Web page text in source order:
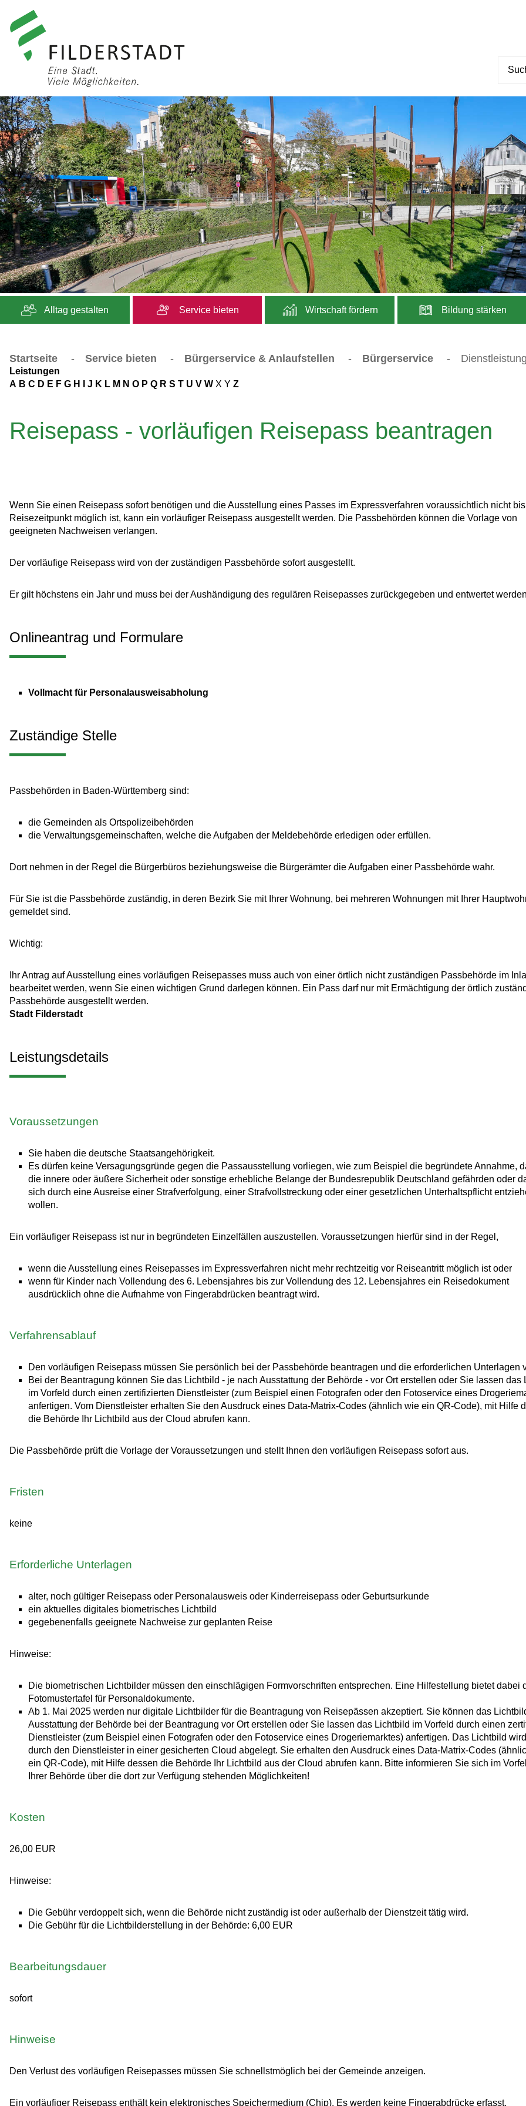
Alltag gestalten Service bieten Wirtschaft fördern Bildung stärken
Startseite - Service bieten - Bürgerservice & Anlaufstellen - Bürgerservice -
Leistungen
A B C D E F G H J K L M N O P Q R S T U V W X Y Z
Reisepass - vorläufigen Reisepass beantragen
Wenn Sie einen Reisepass sofort benötigen und die Ausstellung eines Passes im Expressverfahren voraussichtlich nicht
Reisezeitpunkt möglich ist, kann ein vorläufiger Reisepass ausgestellt werden. Die Passbehörden können die Vorlage von
geeigneten Nachweisen verlangen.
Der vorläufige Reisepass wird von der zuständigen Passbehörde sofort ausgestellt.
Er gilt höchstens ein Jahr und muss bei der Aushändigung des regulären Reisepasses zurückgegeben und entwertet
Onlineantrag und Formulare
Vollmacht für Personalausweisabholung
Zuständige Stelle
Passbehörden in Baden-Württemberg sind:
die Gemeinden als Ortspolizeibehörden
die Verwaltungsgemeinschaften, welche die Aufgaben der Meldebehörde erledigen oder erfüllen.
Dort nehmen in der Regel die Bürgerbüros beziehungsweise die Bürgerämter die Aufgaben einer Passbehörde wahr.
Für Sie ist die Passbehörde zuständig, in deren Bezirk Sie mit Ihrer Wohnung, bei mehreren Wohnungen mit Ihrer
gemeldet sind.
Wichtig:
Ihr Antrag auf Ausstellung eines vorläufigen Reisepasses muss auch von einer örtlich nicht zuständigen Passbehörde im
bearbeitet werden, wenn Sie einen wichtigen Grund darlegen können. Ein Pass darf nur mit Ermächtigung der örtlich
Passbehörde ausgestellt werden.
Stadt Filderstadt
Leistungsdetails
Voraussetzungen
Sie haben die deutsche Staatsangehörigkeit.
Es dürfen keine Versagungsgründe gegen die Passausstellung vorliegen, wie zum Beispiel die begründete Annahme,
die innere oder äußere Sicherheit oder sonstige erhebliche Belange der Bundesrepublik Deutschland gefährden oder
sich durch eine Ausreise einer Strafverfolgung, einer Strafvollstreckung oder einer gesetzlichen Unterhaltspflicht
wollen.
Ein vorläufiger Reisepass ist nur in begründeten Einzelfällen auszustellen. Voraussetzungen hierfür sind in der Regel,
wenn die Ausstellung eines Reisepasses im Expressverfahren nicht mehr rechtzeitig vor Reiseantritt möglich ist oder
wenn für Kinder nach Vollendung des 6. Lebensjahres bis zur Vollendung des 12. Lebensjahres ein Reisedokument
ausdrücklich ohne die Aufnahme von Fingerabdrücken beantragt wird.
Verfahrensablauf
Den vorläufigen Reisepass müssen Sie persönlich bei der Passbehörde beantragen und die erforderlichen Unterlagen
Bei der Beantragung können Sie das Lichtbild - je nach Ausstattung der Behörde - vor Ort erstellen oder Sie lassen das
im Vorfeld durch einen zertifizierten Dienstleister (zum Beispiel einen Fotografen oder den Fotoservice eines
anfertigen. Vom Dienstleister erhalten Sie den Ausdruck eines Data-Matrix-Codes (ähnlich wie ein QR-Code), mit Hilfe
die Behörde Ihr Lichtbild aus der Cloud abrufen kann.
Die Passbehörde prüft die Vorlage der Voraussetzungen und stellt Ihnen den vorläufigen Reisepass sofort aus.
Fristen
keine
Erforderliche Unterlagen
alter, noch gültiger Reisepass oder Personalausweis oder Kinderreisepass oder Geburtsurkunde
ein aktuelles digitales biometrisches Lichtbild
gegebenenfalls geeignete Nachweise zur geplanten Reise
Hinweise:
Die biometrischen Lichtbilder müssen den einschlägigen Formvorschriften entsprechen. Eine Hilfestellung bietet dabei
Fotomustertafel für Personaldokumente.
Ab 1. Mai 2025 werden nur digitale Lichtbilder für die Beantragung von Reisepässen akzeptiert. Sie können das
Ausstattung der Behörde bei der Beantragung vor Ort erstellen oder Sie lassen das Lichtbild im Vorfeld durch einen
Dienstleister (zum Beispiel einen Fotografen oder den Fotoservice eines Drogeriemarktes) anfertigen. Das Lichtbild
durch den Dienstleister in einer gesicherten Cloud abgelegt. Sie erhalten den Ausdruck eines Data-Matrix-Codes
ein QR-Code), mit Hilfe dessen die Behörde Ihr Lichtbild aus der Cloud abrufen kann. Bitte informieren Sie sich im
Ihrer Behörde über die dort zur Verfügung stehenden Möglichkeiten!
Kosten
26,00 EUR
Hinweise:
Die Gebühr verdoppelt sich, wenn die Behörde nicht zuständig ist oder außerhalb der Dienstzeit tätig wird.
Die Gebühr für die Lichtbilderstellung in der Behörde: 6,00 EUR
Bearbeitungsdauer
sofort
Hinweise
Den Verlust des vorläufigen Reisepasses müssen Sie schnellstmöglich bei der Gemeinde anzeigen.
Ein vorläufiger Reisepass enthält kein elektronisches Speichermedium (Chip). Es werden keine Fingerabdrücke erfasst.